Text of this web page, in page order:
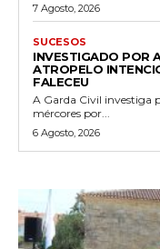
7 Agosto, 2026
SUCESOS
INVESTIGADO POR
ATROPELO
FALECEU
A Garda Civil investiga
mércores por...
6 Agosto, 2026